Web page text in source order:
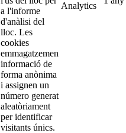
a l'informe
d'anàlisi del
lloc. Les
cookies
emmagatzemen
informació de
forma anònima
i assignen un
número generat
aleatòriament
per identificar
visitants únics.
Analytics